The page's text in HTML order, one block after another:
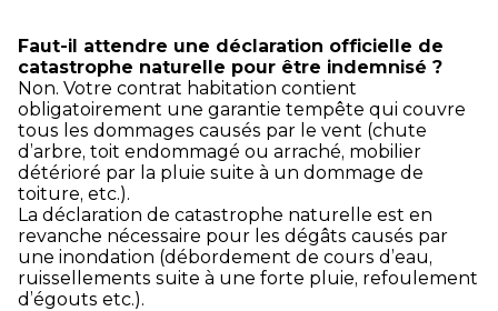
Faut-il attendre une déclaration officielle de
catastrophe naturelle pour être indemnisé ?
Non. Votre contrat habitation contient
obligatoirement une garantie tempête qui couvre
tous les dommages causés par le vent (chute
d’arbre, toit endommagé ou arraché, mobilier
détérioré par la pluie suite à un dommage de
toiture, etc.).
La déclaration de catastrophe naturelle est en
revanche nécessaire pour les dégâts causés par
une inondation (débordement de cours d’eau,
ruissellements suite à une forte pluie, refoulement
d’égouts etc.).